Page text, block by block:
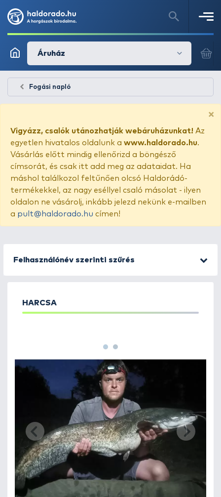
Áruház
Fogási napló
×
Vigyázz, csalók utánozhatják webáruházunkat! Az
egyetlen hivatalos oldalunk a www.haldorado.hu.
Vásárlás előtt mindig ellenőrizd a böngésző
címsorát, és csak itt add meg az adataidat. Ha
máshol találkozol feltűnően olcsó Haldorádó-
termékekkel, az nagy eséllyel csaló másolat - ilyen
oldalon ne vásárolj, inkább jelezd nekünk e-mailben
a pult@haldorado.hu címen!
Felhasználónév szerinti szűrés
HARCSA
1